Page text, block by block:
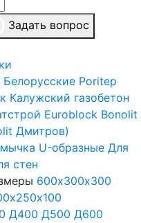
Задать вопрос
Белорусские Poritep
Калужский газобетон
Euroblock Bonolit
Дмитров)
U-образные Для
стен
600х300х300
Д400 Д500 Д600